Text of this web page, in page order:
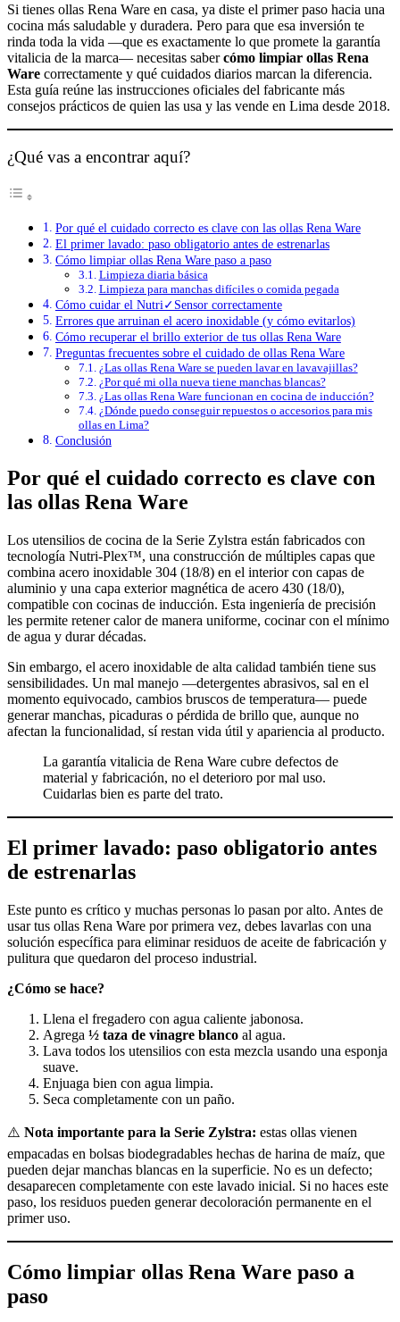
Si tienes ollas Rena Ware en casa, ya diste el primer paso hacia una
cocina más saludable y duradera. Pero para que esa inversión te
rinda toda la vida —que es exactamente lo que promete la garantía
vitalicia de la marca— necesitas sabercómo limpiar ollas Rena
Ware correctamente y qué cuidados diarios marcan la diferencia.
Esta guía reúne las instrucciones oficiales del fabricante más
consejos prácticos de quien las usa y las vende en Lima desde 2018.
¿Qué vas a encontrar aquí?
Por qué el cuidado correcto es clave con las ollas Rena Ware
El primer lavado: paso obligatorio antes de estrenarlas
Cómo limpiar ollas Rena Ware paso a paso
Limpieza diaria básica
Limpieza para manchas difíciles o comida pegada
Cómo cuidar el Nutri✓Sensor correctamente
Errores que arruinan el acero inoxidable (y cómo evitarlos)
Cómo recuperar el brillo exterior de tus ollas Rena Ware
Preguntas frecuentes sobre el cuidado de ollas Rena Ware
¿Las ollas Rena Ware se pueden lavar en lavavajillas?
¿Por qué mi olla nueva tiene manchas blancas?
¿Las ollas Rena Ware funcionan en cocina de inducción?
¿Dónde puedo conseguir repuestos o accesorios para mis
ollas en Lima?
Conclusión
Por qué el cuidado correcto es clave con
las ollas Rena Ware
Los utensilios de cocina de la Serie Zylstra están fabricados con
tecnología Nutri-Plex™, una construcción de múltiples capas que
combina acero inoxidable 304 (18/8) en el interior con capas de
aluminio y una capa exterior magnética de acero 430 (18/0),
compatible con cocinas de inducción. Esta ingeniería de precisión
les permite retener calor de manera uniforme, cocinar con el mínimo
de agua y durar décadas.
Sin embargo, el acero inoxidable de alta calidad también tiene sus
sensibilidades. Un mal manejo —detergentes abrasivos, sal en el
momento equivocado, cambios bruscos de temperatura— puede
generar manchas, picaduras o pérdida de brillo que, aunque no
afectan la funcionalidad, sí restan vida útil y apariencia al producto.
La garantía vitalicia de Rena Ware cubre defectos de
material y fabricación, no el deterioro por mal uso.
Cuidarlas bien es parte del trato.
El primer lavado: paso obligatorio antes
de estrenarlas
Este punto es crítico y muchas personas lo pasan por alto. Antes de
usar tus ollas Rena Ware por primera vez, debes lavarlas con una
solución específica para eliminar residuos de aceite de fabricación y
pulitura que quedaron del proceso industrial.
¿Cómo se hace?
Llena el fregadero con agua caliente jabonosa.
Agrega ½ taza de vinagre blanco al agua.
Lava todos los utensilios con esta mezcla usando una esponja
suave.
Enjuaga bien con agua limpia.
Seca completamente con un paño.
⚠️ Nota importante para la Serie Zylstra: estas ollas vienen
empacadas en bolsas biodegradables hechas de harina de maíz, que
pueden dejar manchas blancas en la superficie. No es un defecto;
desaparecen completamente con este lavado inicial. Si no haces este
paso, los residuos pueden generar decoloración permanente en el
primer uso.
Cómo limpiar ollas Rena Ware paso a
paso